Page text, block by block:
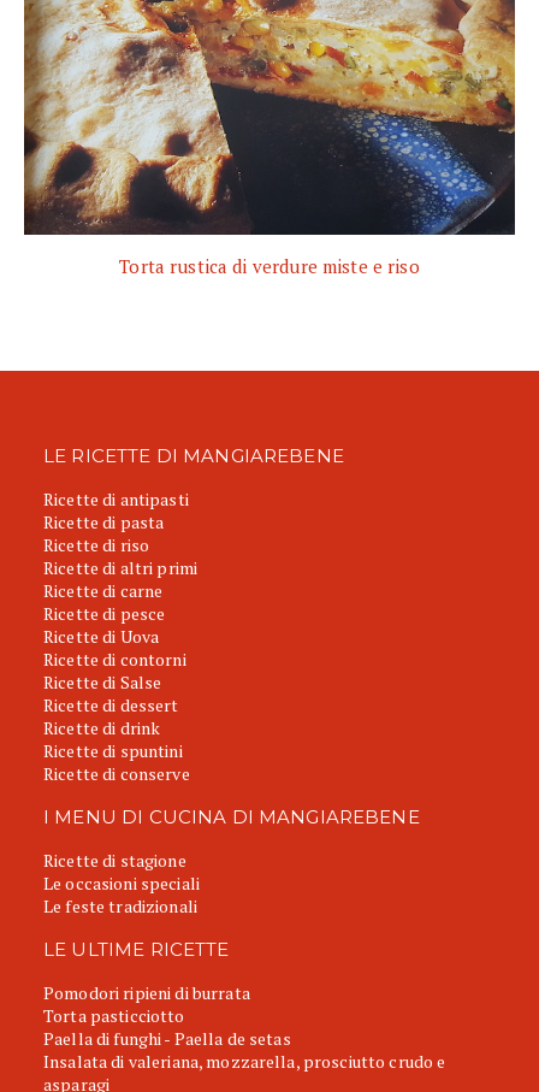
Torta rustica di verdure miste e riso
LE RICETTE DI MANGIAREBENE
Ricette di antipasti
Ricette di pasta
Ricette di riso
Ricette di altri primi
Ricette di carne
Ricette di pesce
Ricette di Uova
Ricette di contorni
Ricette di Salse
Ricette di dessert
Ricette di drink
Ricette di spuntini
Ricette di conserve
I MENU DI CUCINA DI MANGIAREBENE
Ricette di stagione
Le occasioni speciali
Le feste tradizionali
LE ULTIME RICETTE
Pomodori ripieni di burrata
Torta pasticciotto
Paella di funghi - Paella de setas
Insalata di valeriana, mozzarella, prosciutto crudo e
asparagi